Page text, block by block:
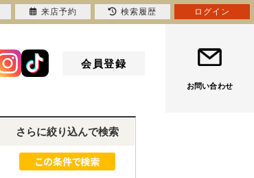
会員登録
お問い合わせ
さらに絞り込んで検索
来店予約 検索履歴 ログイン